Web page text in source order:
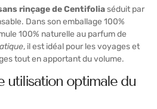
rinçage de Centifoliaséduit par
Dans son emballage 100%
100% naturelle au parfum de
, il est idéal pour les voyages et
tout en apportant du volume.
utilisation optimale du